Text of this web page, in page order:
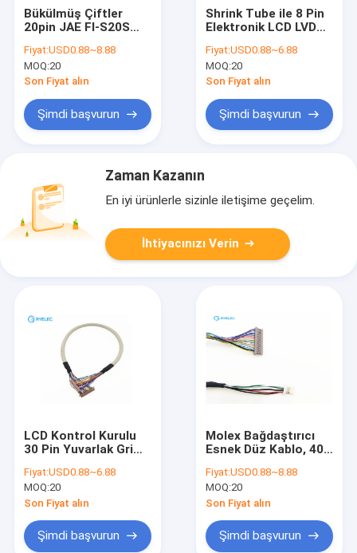
Bükülmüş Çiftler
20pin JAE FI-S20S
1.25C 1.25 MM LVDS
LCD Kablo Için
Monitör
Fiyat:USD0.88~8.88
MOQ:20
Son Fiyat alın
Şimdi başvurun
Shrink Tube ile 8 Pin
Elektronik LCD LVDS
LVDS Monitör
Kablosu
Fiyat:USD0.88~6.88
MOQ:20
Son Fiyat alın
Şimdi başvurun
Zaman Kazanın
En iyi ürünlerle sizinle iletişime geçelim.
İhtiyacınızı Verin
LCD Kontrol Kurulu
30 Pin Yuvarlak Gri
Monitör Kablosu
Fiyat:USD0.88~6.88
MOQ:20
Son Fiyat alın
Şimdi başvurun
Molex Bağdaştırıcı
Esnek Düz Kablo, 40
Flex Kablo
Fiyat:USD0.88~8.88
MOQ:20
Son Fiyat alın
Şimdi başvurun